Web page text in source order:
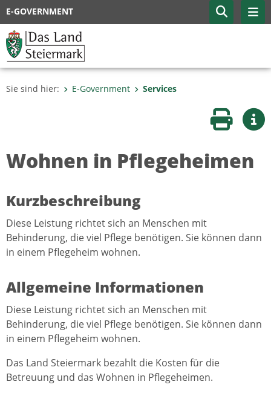
E-GOVERNMENT
Sie sind hier: E-Government Services
Seite
Wohnen in Pflegeheimen
Kurzbeschreibung
Diese Leistung richtet sich an Menschen mit
Behinderung, die viel Pflege benötigen. Sie können dann
in einem Pflegeheim wohnen.
Allgemeine Informationen
Diese Leistung richtet sich an Menschen mit
Behinderung, die viel Pflege benötigen. Sie können dann
in einem Pflegeheim wohnen.
Das Land Steiermark bezahlt die Kosten für die
Betreuung und das Wohnen in Pflegeheimen.